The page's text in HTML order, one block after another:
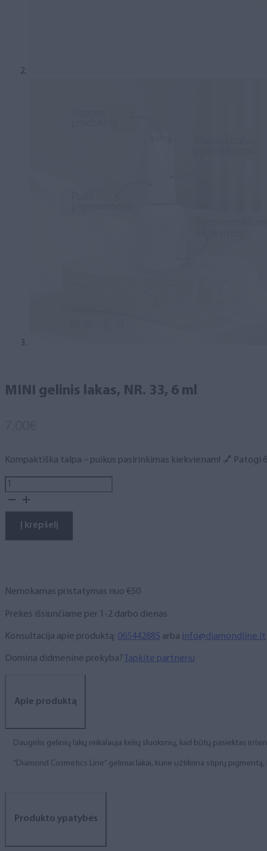
MINI gelinis lakas, NR. 33, 6 ml
Kompaktiška talpa – puikus pasirinkimas kiekvienam! 💅
produkto
kiekis:
gelinis
lakas,
Į krepšelį
Nemokamas pristatymas nuo €50
Prekes išsiunčiame per 1-2 darbo dienas
Konsultacija apie produktą: 065442885 arba info@diamondline.lt
Domina didmeninė prekyba? Tapkite partneriu
Apie produktą
Daugelis gelinių lakų reikalauja kelių sluoksnių, kad būtų pasiektas
“Diamond Cosmetics Line” geliniai lakai, kurie užtikrina stiprų
Produkto ypatybės